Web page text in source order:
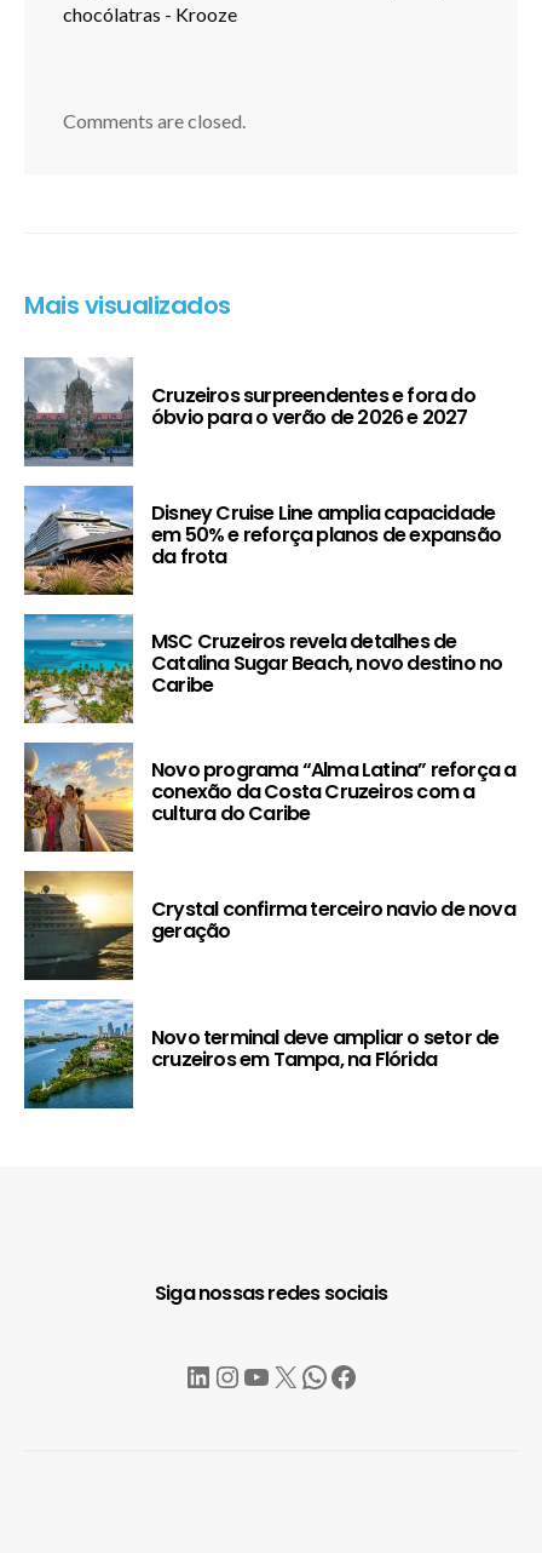
chocólatras - Krooze
Comments are closed.
Mais visualizados
Cruzeiros surpreendentes e fora do
óbvio para o verão de 2026 e 2027
Disney Cruise Line amplia capacidade
em 50% e reforça planos de expansão
da frota
MSC Cruzeiros revela detalhes de
Catalina Sugar Beach, novo destino no
Caribe
Novo programa “Alma Latina” reforça a
conexão da Costa Cruzeiros com a
cultura do Caribe
Crystal confirma terceiro navio de nova
geração
Novo terminal deve ampliar o setor de
cruzeiros em Tampa, na Flórida
Siga nossas redes sociais
LinkedIn
Instagram
YouTube
X WhatsApp
Facebook